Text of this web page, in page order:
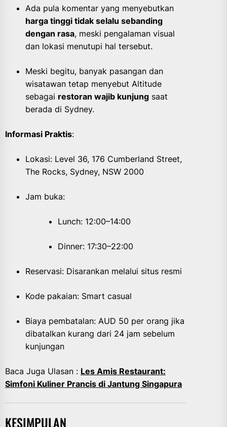
Ada pula komentar yang menyebutkan
harga tinggi tidak selalu sebanding
dengan rasa, meski pengalaman visual
dan lokasi menutupi hal tersebut.
Meski begitu, banyak pasangan dan
wisatawan tetap menyebut Altitude
sebagai restoran wajib kunjung saat
berada di Sydney.
Informasi Praktis:
Lokasi: Level 36, 176 Cumberland Street,
The Rocks, Sydney, NSW 2000
Jam buka:
Lunch: 12:00–14:00
Dinner: 17:30–22:00
Reservasi: Disarankan melalui situs resmi
Kode pakaian: Smart casual
Biaya pembatalan: AUD 50 per orang jika
dibatalkan kurang dari 24 jam sebelum
kunjungan
Baca Juga Ulasan : Les Amis Restaurant:
Simfoni Kuliner Prancis di Jantung Singapura
KESIMPULAN